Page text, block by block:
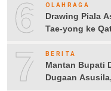
6 OLAHRAGA
Drawing Piala
Tae-yong ke
7 BERITA
Mantan Bupati
Dugaan